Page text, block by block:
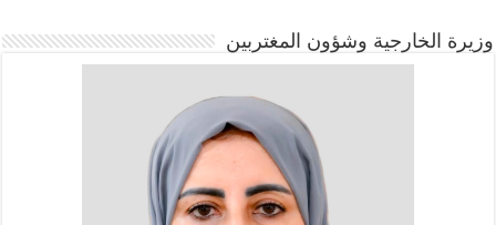
وزيرة الخارجية وشؤون المغتربين